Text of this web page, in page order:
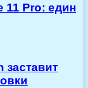
11 Pro: един
заставит